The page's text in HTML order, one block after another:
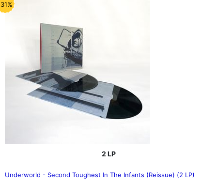
2 LP
Underworld - Second Toughest In The Infants (Reissue) (2 LP)